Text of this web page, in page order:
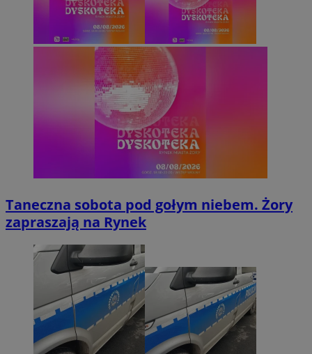
Taneczna sobota pod gołym niebem. Żory
zapraszają na Rynek